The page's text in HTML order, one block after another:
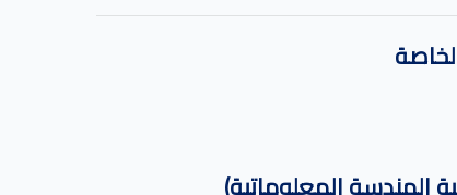
الهندسة المعلوماتية)